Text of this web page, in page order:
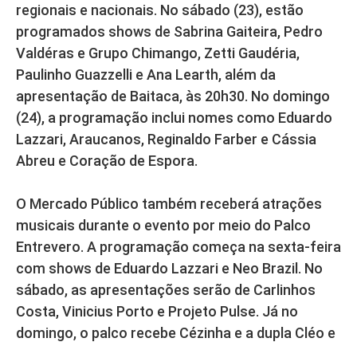
regionais e nacionais. No sábado (23), estão
programados shows de Sabrina Gaiteira, Pedro
Valdéras e Grupo Chimango, Zetti Gaudéria,
Paulinho Guazzelli e Ana Learth, além da
apresentação de Baitaca, às 20h30. No domingo
(24), a programação inclui nomes como Eduardo
Lazzari, Araucanos, Reginaldo Farber e Cássia
Abreu e Coração de Espora.
O Mercado Público também receberá atrações
musicais durante o evento por meio do Palco
Entrevero. A programação começa na sexta-feira
com shows de Eduardo Lazzari e Neo Brazil. No
sábado, as apresentações serão de Carlinhos
Costa, Vinicius Porto e Projeto Pulse. Já no
domingo, o palco recebe Cézinha e a dupla Cléo e